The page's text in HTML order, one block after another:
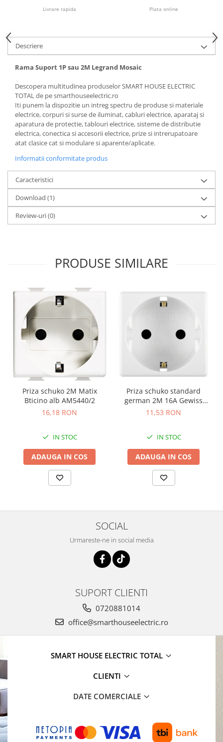
Livrare rapida Plata online
Descriere
Rama Suport 1P sau 2M Legrand Mosaic
Descopera multitudinea produselor SMART HOUSE ELECTRIC
TOTAL de pe smarthouseelectric.ro
Iti punem la dispozitie un intreg spectru de produse si materiale
electrice, corpuri si surse de iluminat, cabluri electrice, aparataj si
aparatura de protectie, tablouri electrice, sisteme de distributie
electrica, conectica si accesorii electrice, prize si intrerupatoare
atat clasice cat si modulare si aparente/aplicate.
Informatii conformitate produs
Caracteristici
Download (1)
Review-uri(0)
PRODUSE SIMILARE
Priza schuko 2M Matix
Bticino alb AM5440/2
16,18 RON
IN STOC
ADAUGA IN COS
Priza schuko standard
german 2M 16A Gewiss
System alb GW20265
11,53 RON
IN STOC
ADAUGA IN COS
SOCIAL
Urmareste-ne in social media
SUPORT CLIENTI
0720881014
office@smarthouseelectric.ro
SMART HOUSE ELECTRIC TOTAL
CLIENTI
DATE COMERCIALE